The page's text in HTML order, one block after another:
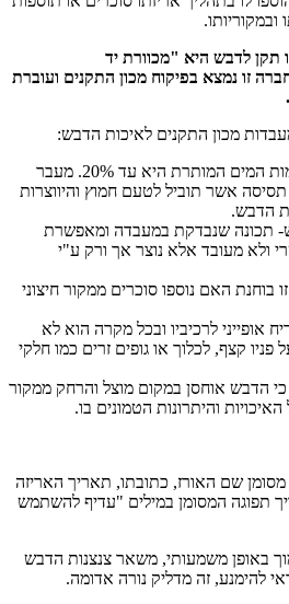
ובמקוריותו.
תקן לדבש היא "מכוורת יד
זו נמצא בפיקוח מכון התקנים ועוברת
מכון התקנים לאיכות הדבש:
תכולת המים בדבש- כמות המים המותרת היא עד 20%. מעבר
תסיסה אשר תוביל לטעם חמוץ והיווצרות
הדבש.
תכונה שנבדקת במעבדה ומאפשרת
ולא מעובד אלא נוצר אך ורק ע"י
בוחנת האם נוספו סוכרים ממקור חיצוני
אופייני לרכיביו ובכל מקרה הוא לא
פניו קצף, לכלוך או גופים זרים כמו חלקי
כי הדבש אוחסן במקום מוצל והרחק ממקור
והיתרונות הטמונים בו.
מסומן שם האורז, כתובתו, תאריך האריזה
תפוגה המסומן במילים "עדיף להשתמש
באופן משמעותי, משאר צנצנות הדבש
להימנע, זה מדליק נורה אדומה.